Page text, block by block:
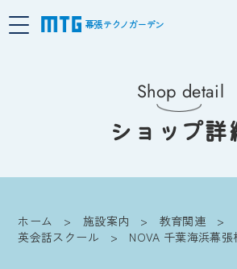
幕張テクノガーデン
Shop detail
ショップ詳
ホーム 施設案内
教育関連
英会話スクール
NOVA 千葉海浜幕張